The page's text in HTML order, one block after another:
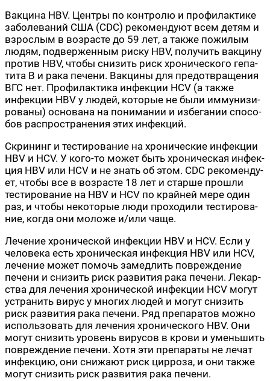
Вак­ци­на HBV. Цен­тры по кон­тро­лю и про­фи­лак­ти­ке
забо­ле­ва­ний США (CDC) реко­мен­ду­ют всем детям и
взрос­лым в воз­расте до 59 лет, а так­же пожи­лым
людям, под­вер­жен­ным рис­ку HBV, полу­чить вак­ци­ну
про­тив HBV, что­бы сни­зить риск хро­ни­че­ско­го гепа­
ти­та В и рака пече­ни. Вак­ци­ны для предот­вра­ще­ния
ВГС нет. Про­фи­лак­ти­ка инфек­ции HCV (а так­же
инфек­ции HBV у людей, кото­рые не были имму­ни­зи­
ро­ва­ны) осно­ва­на на пони­ма­нии и избе­га­нии спо­со­
бов рас­про­стра­не­ния этих инфекций.
Скри­нинг и тести­ро­ва­ние на хро­ни­че­ские инфек­ции
HBV и HCV. У кого-то может быть хро­ни­че­ская инфек­
ция HBV или HCV и не знать об этом. CDC реко­мен­ду­
ет, что­бы все в воз­расте 18 лет и стар­ше про­шли
тести­ро­ва­ние на HBV и HCV по край­ней мере один
раз, и что­бы неко­то­рые люди про­хо­ди­ли тести­ро­ва­
ние, когда они моло­же и/или чаще.
Лече­ние хро­ни­че­ской инфек­ции HBV и HCV. Если у
чело­ве­ка есть хро­ни­че­ская инфек­ция HBV или HCV,
лече­ние может помочь замед­лить повре­жде­ние
пече­ни и сни­зить риск раз­ви­тия рака пече­ни. Лекар­
ства для лече­ния хро­ни­че­ской инфек­ции HCV могут
устра­нить вирус у мно­гих людей и могут сни­зить
риск раз­ви­тия рака пече­ни. Ряд пре­па­ра­тов мож­но
исполь­зо­вать для лече­ния хро­ни­че­ско­го HBV. Они
могут сни­зить уро­вень виру­сов в кро­ви и умень­шить
повре­жде­ние пече­ни. Хотя эти пре­па­ра­ты не лечат
инфек­цию, они сни­жа­ют риск цир­ро­за, и они так­же
могут сни­зить риск раз­ви­тия рака печени.